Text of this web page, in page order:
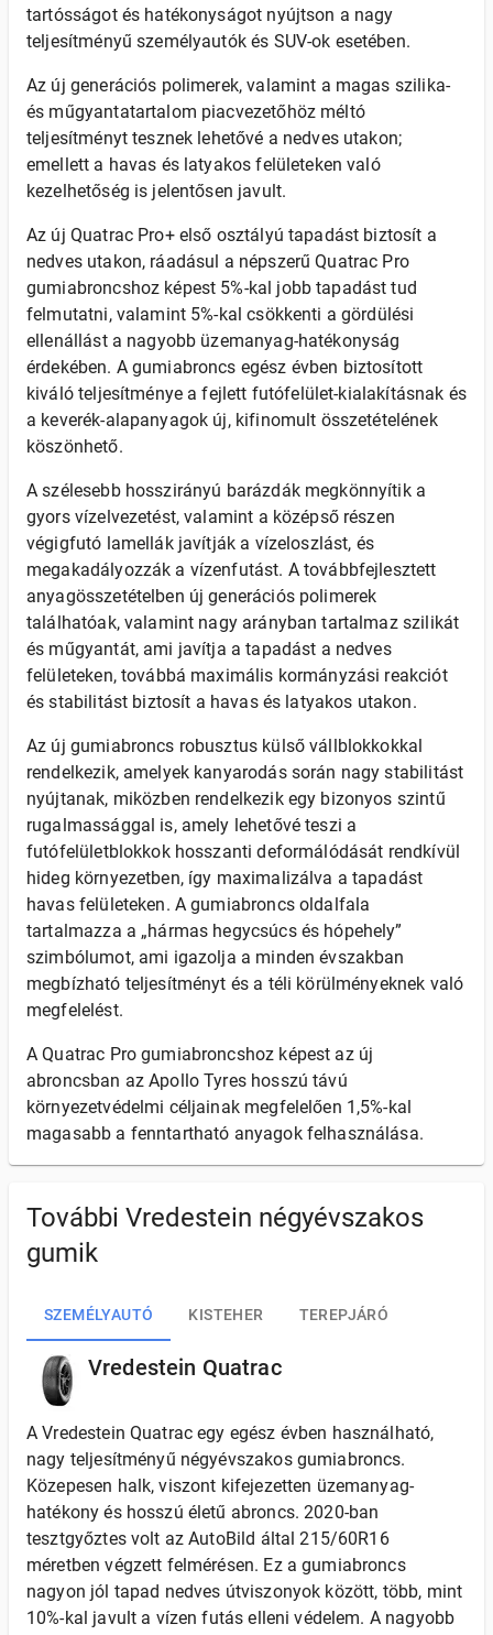
tartósságot és hatékonyságot nyújtson a nagy
teljesítményű személyautók és SUV-ok esetében.
Az új generációs polimerek, valamint a magas szilika-
és műgyantatartalom piacvezetőhöz méltó
teljesítményt tesznek lehetővé a nedves utakon;
emellett a havas és latyakos felületeken való
kezelhetőség is jelentősen javult.
Az új Quatrac Pro+ első osztályú tapadást biztosít a
nedves utakon, ráadásul a népszerű Quatrac Pro
gumiabroncshoz képest 5%-kal jobb tapadást tud
felmutatni, valamint 5%-kal csökkenti a gördülési
ellenállást a nagyobb üzemanyag-hatékonyság
érdekében. A gumiabroncs egész évben biztosított
kiváló teljesítménye a fejlett futófelület-kialakításnak és
a keverék-alapanyagok új, kifinomult összetételének
köszönhető.
A szélesebb hosszirányú barázdák megkönnyítik a
gyors vízelvezetést, valamint a középső részen
végigfutó lamellák javítják a vízeloszlást, és
megakadályozzák a vízenfutást. A továbbfejlesztett
anyagösszetételben új generációs polimerek
találhatóak, valamint nagy arányban tartalmaz szilikát
és műgyantát, ami javítja a tapadást a nedves
felületeken, továbbá maximális kormányzási reakciót
és stabilitást biztosít a havas és latyakos utakon.
Az új gumiabroncs robusztus külső vállblokkokkal
rendelkezik, amelyek kanyarodás során nagy stabilitást
nyújtanak, miközben rendelkezik egy bizonyos szintű
rugalmassággal is, amely lehetővé teszi a
futófelületblokkok hosszanti deformálódását rendkívül
hideg környezetben, így maximalizálva a tapadást
havas felületeken. A gumiabroncs oldalfala
tartalmazza a „hármas hegycsúcs és hópehely”
szimbólumot, ami igazolja a minden évszakban
megbízható teljesítményt és a téli körülményeknek való
megfelelést.
A Quatrac Pro gumiabroncshoz képest az új
abroncsban az Apollo Tyres hosszú távú
környezetvédelmi céljainak megfelelően 1,5%-kal
magasabb a fenntartható anyagok felhasználása.
További Vredestein négyévszakos
gumik
SZEMÉLYAUTÓ KISTEHER TEREPJÁRÓ
Vredestein Quatrac
A Vredestein Quatrac egy egész évben használható,
nagy teljesítményű négyévszakos gumiabroncs.
Közepesen halk, viszont kifejezetten üzemanyag-
hatékony és hosszú életű abroncs. 2020-ban
tesztgyőztes volt az AutoBild által 215/60R16
méretben végzett felmérésen. Ez a gumiabroncs
nagyon jól tapad nedves útviszonyok között, több, mint
10%-kal javult a vízen futás elleni védelem. A nagyobb